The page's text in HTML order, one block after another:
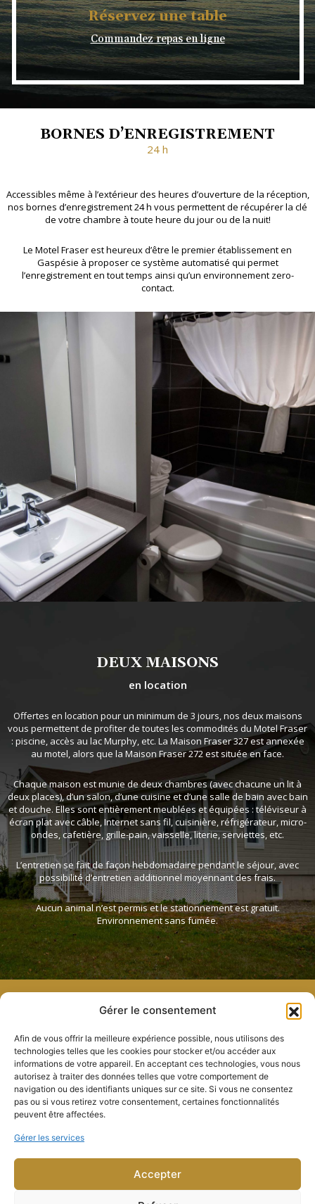
Gérer le consentement
Afin de vous offrir la meilleure expérience possible, nous utilisons des
technologies telles que les cookies pour stocker et/ou accéder aux
informations de votre appareil. En acceptant ces technologies, vous nous
autorisez à traiter des données telles que votre comportement de
navigation ou des identifiants uniques sur ce site. Si vous ne consentez
pas ou si vous retirez votre consentement, certaines fonctionnalités
peuvent être affectées.
Gérer les services
Accepter
Réservez une table
Commandez repas en ligne
BORNES D’ENREGISTREMENT
24 h
Accessibles même à l’extérieur des heures d’ouverture de la réception,
nos bornes d’enregistrement 24 h vous permettent de récupérer la clé
de votre chambre à toute heure du jour ou de la nuit!
Le Motel Fraser est heureux d’être le premier établissement en
Gaspésie à proposer ce système automatisé qui permet
l’enregistrement en tout temps ainsi qu’un environnement zero-
contact.
DEUX MAISONS
en location
Offertes en location pour un minimum de 3 jours, nos deux maisons
vous permettent de profiter de toutes les commodités du Motel Fraser
: piscine, accès au lac Murphy, etc. La Maison Fraser 327 est annexée
au motel, alors que la Maison Fraser 272 est située en face.
Chaque maison est munie de deux chambres (avec chacune un lit à
deux places), d’un salon, d’une cuisine et d’une salle de bain avec bain
et douche. Elles sont entièrement meublées et équipées : téléviseur à
écran plat avec câble, Internet sans fil, cuisinière, réfrigérateur, micro-
ondes, cafetière, grille-pain, vaisselle, literie, serviettes, etc.
L’entretien se fait de façon hebdomadaire pendant le séjour, avec
possibilité d’entretien additionnel moyennant des frais.
Aucun animal n’est permis et le stationnement est gratuit.
Environnement sans fumée.
Motel Fraser et Restaurant Le Sieur de Pabos
Chandler (Québec) G0C 2J0
Politique de
développement durable
418 689-2281 ou (sans frais) 1 800 463-1404
Restaurant ouvert tous les jours, matin, midi et soir
Voir l’horaire